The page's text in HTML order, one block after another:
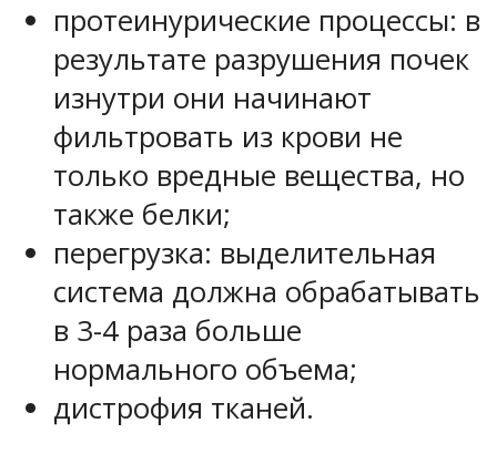
протеинурические процессы: в
результате разрушения почек
изнутри они начинают
фильтровать из крови не
только вредные вещества, но
также белки;
перегрузка: выделительная
система должна обрабатывать
в 3-4 раза больше
нормального объема;
дистрофия тканей.